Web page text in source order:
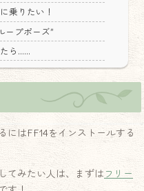
乗りたい！
ープポーズ”
ら……
にはFF14をインストールする
てみたい人は、まずは フリー